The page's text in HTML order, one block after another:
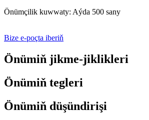
Önümçilik kuwwaty: Aýda 500 sany
Bize e-poçta iberiň
Önümiň jikme-jiklikleri
Önümiň tegleri
Önümiň düşündirişi